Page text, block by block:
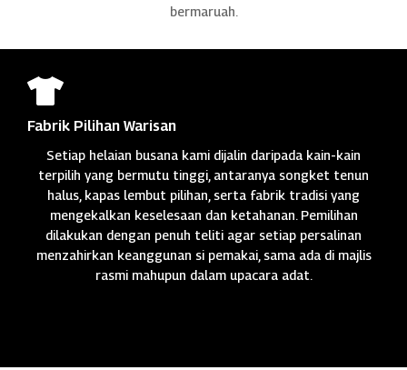
bermaruah.

Fabrik Pilihan Warisan
Setiap helaian busana kami dijalin daripada kain-kain
terpilih yang bermutu tinggi, antaranya songket tenun
halus, kapas lembut pilihan, serta fabrik tradisi yang
mengekalkan keselesaan dan ketahanan. Pemilihan
dilakukan dengan penuh teliti agar setiap persalinan
menzahirkan keanggunan si pemakai, sama ada di majlis
rasmi mahupun dalam upacara adat.